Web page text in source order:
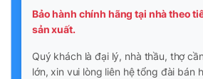
Bảo hành chính hãng tại nhà theo
sản xuất.
Quý khách là đại lý, nhà thầu, thợ
lớn, xin vui lòng liên hệ tổng đài bán